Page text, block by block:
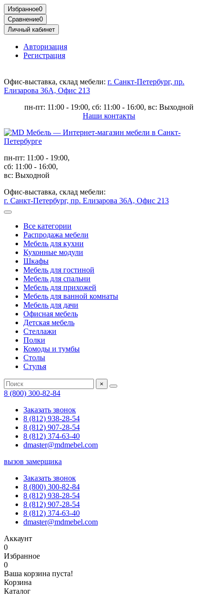
Избранное0
Сравнение0
Личный кабинет
Авторизация
Регистрация
Офис-выставка, склад мебели: г. Санкт-Петербург, пр.
Елизарова 36А, Офис 213
пн-пт: 11:00 - 19:00, сб: 11:00 - 16:00, вс: Выходной
Наши контакты
пн-пт: 11:00 - 19:00,
сб: 11:00 - 16:00,
вс: Выходной
Офис-выставка, склад мебели:
г. Санкт-Петербург, пр. Елизарова 36А, Офис 213
Все категории
Распродажа мебели
Мебель для кухни
Кухонные модули
Шкафы
Мебель для гостиной
Мебель для спальни
Мебель для прихожей
Мебель для ванной комнаты
Мебель для дачи
Офисная мебель
Детская мебель
Стеллажи
Полки
Комоды и тумбы
Столы
Стулья
×
8 (800) 300-82-84
Заказать звонок
8 (812) 938-28-54
8 (812) 907-28-54
8 (812) 374-63-40
dmaster@mdmebel.com
вызов замерщика
Заказать звонок
8 (800) 300-82-84
8 (812) 938-28-54
8 (812) 907-28-54
8 (812) 374-63-40
dmaster@mdmebel.com
Аккаунт
0
Избранное
0
Ваша корзина пуста!
Корзина
Каталог